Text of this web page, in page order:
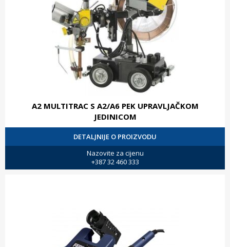
A2 MULTITRAC S A2/A6 PEK UPRAVLJAČKOM
JEDINICOM
DETALJNIJE O PROIZVODU
Nazovite za cijenu
+387 32 460 333